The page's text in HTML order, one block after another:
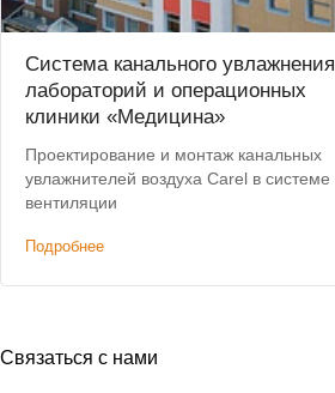
Система канального увлажнения
лабораторий и операционных
клиники «Медицина»
Проектирование и монтаж канальных
увлажнителей воздуха Carel в системе
вентиляции
Подробнее
Связаться с нами